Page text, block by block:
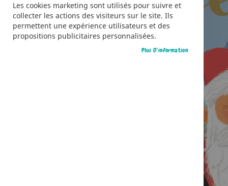
Les cookies marketing sont utilisés pour suivre et
collecter les actions des visiteurs sur le site. Ils
permettent une expérience utilisateurs et des
propositions publicitaires personnalisées.
Plus D’information